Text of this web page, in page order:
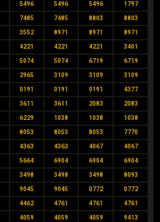
5496 5496 5496 1797
7485 7485 8803 8803
3552 8971 8971 8971
4221 4221 4221 3401
5074 5074 6719 6719
2965 3109 3109 3109
0191 0191 0191 4377
3611 3611 2083 2083
6229 1038 1038 1038
8053 8053 8053 7770
4363 4363 4067 4067
5664 6904 6904 6904
3498 3498 3498 8093
9045 9045 0772 0772
4462 4761 4761 4761
4059 4059 4059 9413